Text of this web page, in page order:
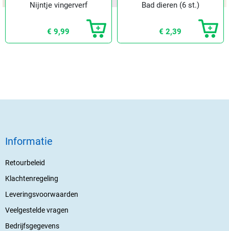
Nijntje vingerverf
€ 9,99
Bad dieren (6 st.)
€ 2,39
Informatie
Retourbeleid
Klachtenregeling
Leveringsvoorwaarden
Veelgestelde vragen
Bedrijfsgegevens